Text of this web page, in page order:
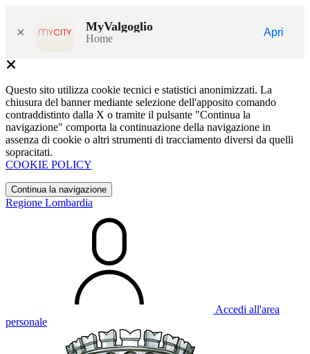
× MyValgoglio
Home
Apri
Questo sito utilizza cookie tecnici e statistici anonimizzati. La
chiusura del banner mediante selezione dell'apposito comando
contraddistinto dalla X o tramite il pulsante "Continua la
navigazione" comporta la continuazione della navigazione in
assenza di cookie o altri strumenti di tracciamento diversi da quelli
sopracitati.
COOKIE POLICY
Continua la navigazione
Regione Lombardia
Accedi all'area
personale